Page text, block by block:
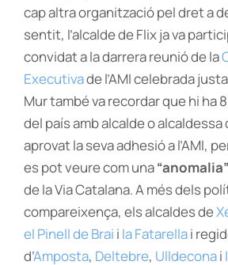
cap altra organització pel dret a
sentit, l’alcalde de Flix ja va
convidat a la darrera reunió de la
Executivade l’AMI celebrada
Mur també va recordar que hi ha
del país amb alcalde o alcaldessa
aprovat la seva adhesió a l’AMI,
es pot veure com una“anomalia”
de la Via Catalana. A més dels
compareixença, els alcaldes de
el Pinell de Brai i la Fatarellai
d’Amposta, Deltebre, Ulldeconai